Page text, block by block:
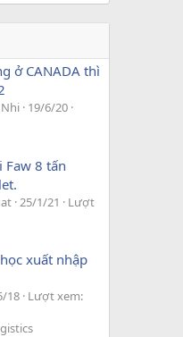
ở CANADA thì
19/6/20
Faw 8 tấn
25/1/21
Lượt
xuất nhập
18 Lượt xem: